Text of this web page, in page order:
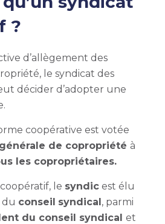
?
d’allègement des
le syndicat des
décider d’adopter une
coopérative est votée
de copropriété à
les copropriétaires.
le syndicest élu
conseil syndical, parmi
du conseil syndical et